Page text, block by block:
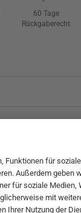
60 Tage
Rückgaberecht